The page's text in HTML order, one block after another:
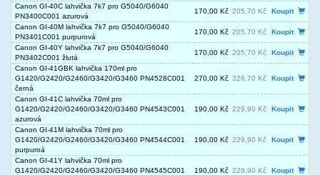
Canon GI-40C lahvička 7k7 pro G5040/G6040
PN3400C001 azurová
170,00 Kč 205,70 Kč
Koupit
Canon GI-40M lahvička 7k7 pro G5040/G6040
PN3401C001 purpurová
170,00 Kč 205,70 Kč
Koupit
Canon GI-40Y lahvička 7k7 pro G5040/G6040
PN3402C001 žlutá
170,00 Kč 205,70 Kč
Koupit
Canon GI-41GBK lahvička 170ml pro
G1420/G2420/G2460/G3420/G3460 PN4528C001
černá
270,00 Kč 326,70 Kč Koupit
Canon GI-41C lahvička 70ml pro
G1420/G2420/G2460/G3420/G3460 PN4543C001
azurová
190,00 Kč 229,90 Kč Koupit
Canon GI-41M lahvička 70ml pro
G1420/G2420/G2460/G3420/G3460 PN4544C001
purpuroá
190,00 Kč 229,90 Kč Koupit
Canon GI-41Y lahvička 70ml pro
G1420/G2420/G2460/G3420/G3460 PN4545C001
190,00 Kč 229,90 Kč Koupit